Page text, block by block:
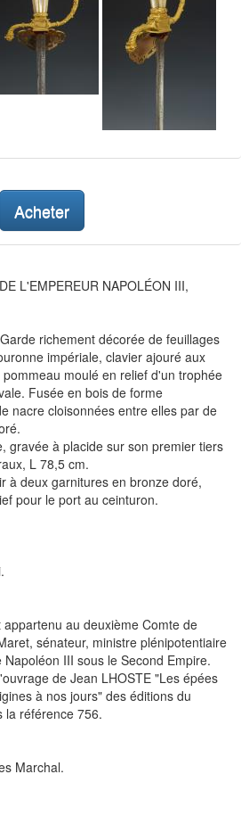
Acheter
L'EMPEREUR NAPOLÉON III,
richement décorée de feuillages
impériale, clavier ajouré aux
moulé en relief d'un trophée
Fusée en bois de forme
nacre cloisonnées entre elles par de
gravée à placide sur son premier tiers
L 78,5 cm.
à deux garnitures en bronze doré,
pour le port au ceinturon.
au deuxième Comte de
sénateur, ministre plénipotentiaire
III sous le Second Empire.
de Jean LHOSTE "Les épées
à nos jours" des éditions du
la référence 756.
Marchal.